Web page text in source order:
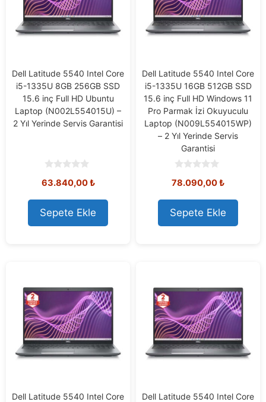
Dell Latitude 5540 Intel Core
i5-1335U 8GB 256GB SSD
15.6 inç Full HD Ubuntu
Laptop (N002L554015U) –
2 Yıl Yerinde Servis Garantisi
o
t
o
f
5
63.840,00₺
Sepete Ekle
Dell Latitude 5540 Intel Core
i5-1335U 16GB 512GB SSD
15.6 inç Full HD Windows 11
Pro Parmak İzi Okuyuculu
Laptop (N009L554015WP)
– 2 Yıl Yerinde Servis
Garantisi
o
t
o
f
5
78.090,00₺
Sepete Ekle
Dell Latitude 5540 Intel Core
Dell Latitude 5540 Intel Core